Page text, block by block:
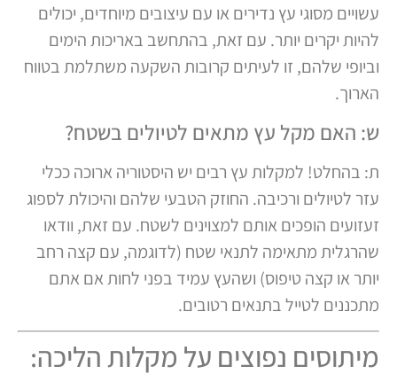
עשויים מסוגי עץ נדירים או עם עיצובים מיוחדים, יכולים
להיות יקרים יותר. עם זאת, בהתחשב באריכות הימים
וביופי שלהם, זו לעיתים קרובות השקעה משתלמת בטווח
הארוך.
ש: האם מקל עץ מתאים לטיולים בשטח?
ת: בהחלט! למקלות עץ רבים יש היסטוריה ארוכה ככלי
עזר לטיולים ורכיבה. החוזק הטבעי שלהם והיכולת לספוג
זעזועים הופכים אותם למצוינים לשטח. עם זאת, וודאו
שהרגלית מתאימה לתנאי שטח (לדוגמה, עם קצה רחב
יותר או קצה טיפוס) ושהעץ עמיד בפני לחות אם אתם
מתכננים לטייל בתנאים רטובים.
מיתוסים נפוצים על מקלות הליכה: